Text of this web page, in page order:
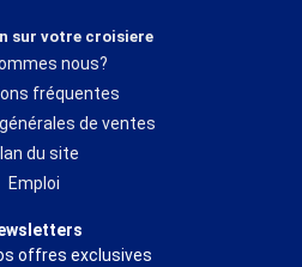
sur votre croisiere
nous?
fréquentes
de ventes
du site
Emploi
offres exclusives